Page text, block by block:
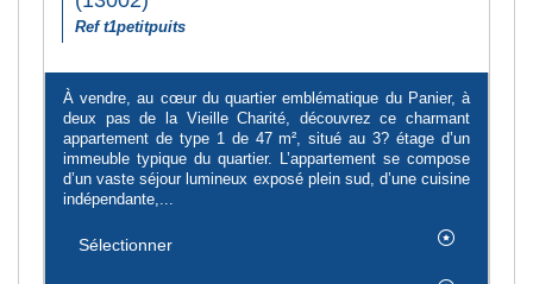
Ref t1petitpuits
À vendre, au cœur du quartier emblématique du Panier, à
deux pas de la Vieille Charité, découvrez ce charmant
appartement de type 1 de 47 m², situé au 3? étage d’un
immeuble typique du quartier. L’appartement se compose
d’un vaste séjour lumineux exposé plein sud, d’une cuisine
indépendante,...
Sélectionner